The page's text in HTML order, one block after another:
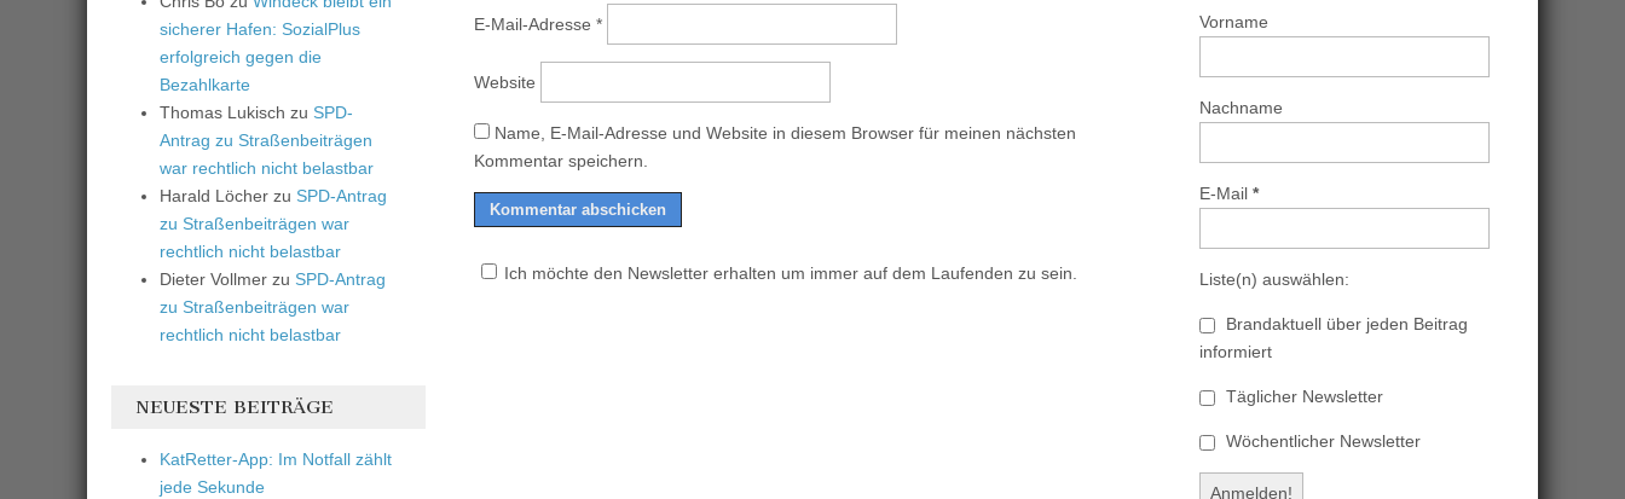
E-Mail-Adresse *
Website
Name, E-Mail-Adresse und Website in diesem Browser für meinen nächsten
Kommentar speichern.
Ich möchte den Newsletter erhalten um immer auf dem Laufenden zu sein.
sicherer Hafen: SozialPlus
erfolgreich gegen die
Bezahlkarte
Thomas Lukisch zu SPD-
Antrag zu Straßenbeiträgen
war rechtlich nicht belastbar
Harald Löcher zu SPD-Antrag
zu Straßenbeiträgen war
rechtlich nicht belastbar
Dieter Vollmer zu SPD-Antrag
zu Straßenbeiträgen war
rechtlich nicht belastbar
NEUESTE BEITRÄGE
KatRetter-App: Im Notfall zählt
jede Sekunde
Vorname
Nachname
E-Mail *
Liste(n) auswählen:
Brandaktuell über jeden Beitrag
informiert
Täglicher Newsletter
Wöchentlicher Newsletter